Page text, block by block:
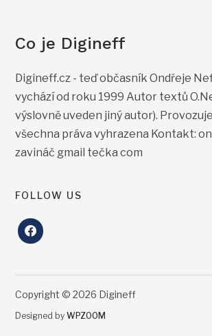
Co je Digineff
Digineff.cz - teď občasník Ondřeje
vychází od roku 1999 Autor textů
výslovně uveden jiný autor).
všechna práva vyhrazena Kontakt:
zavináč gmail tečka com
FOLLOW US
facebook
Copyright © 2026 Digineff
Designed byWPZOOM